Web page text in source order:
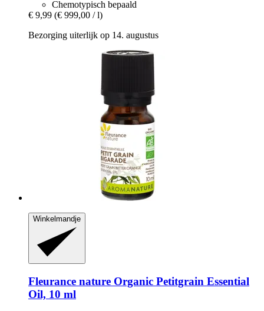
Chemotypisch bepaald
€ 9,99 (€ 999,00 / l)
Bezorging uiterlijk op 14. augustus
Winkelmandje
Fleurance nature Organic Petitgrain Essential
Oil, 10 ml